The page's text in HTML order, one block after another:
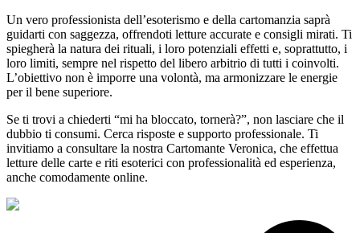
Un vero professionista dell’esoterismo e della cartomanzia saprà
guidarti con saggezza, offrendoti letture accurate e consigli mirati. Ti
spiegherà la natura dei rituali, i loro potenziali effetti e, soprattutto, i
loro limiti, sempre nel rispetto del libero arbitrio di tutti i coinvolti.
L’obiettivo non è imporre una volontà, ma armonizzare le energie
per il bene superiore.
Se ti trovi a chiederti “mi ha bloccato, tornerà?”, non lasciare che il
dubbio ti consumi. Cerca risposte e supporto professionale. Ti
invitiamo a consultare la nostra Cartomante Veronica, che effettua
letture delle carte e riti esoterici con professionalità ed esperienza,
anche comodamente online.